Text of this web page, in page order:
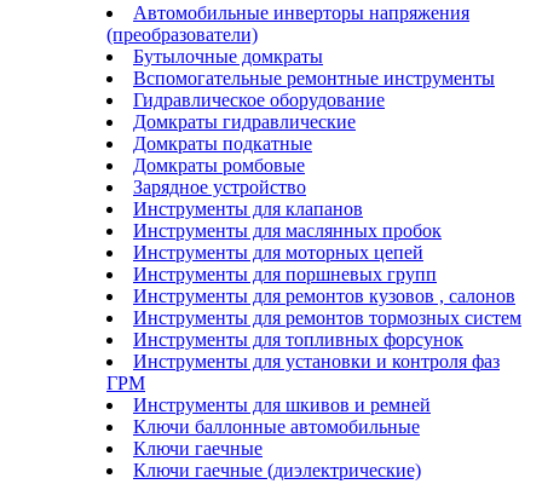
Автомобильные инверторы напряжения
(преобразователи)
Бутылочные домкраты
Вспомогательные ремонтные инструменты
Гидравлическое оборудование
Домкраты гидравлические
Домкраты подкатные
Домкраты ромбовые
Зарядное устройство
Инструменты для клапанов
Инструменты для маслянных пробок
Инструменты для моторных цепей
Инструменты для поршневых групп
Инструменты для ремонтов кузовов , салонов
Инструменты для ремонтов тормозных систем
Инструменты для топливных форсунок
Инструменты для установки и контроля фаз
ГРМ
Инструменты для шкивов и ремней
Ключи баллонные автомобильные
Ключи гаечные
Ключи гаечные (диэлектрические)